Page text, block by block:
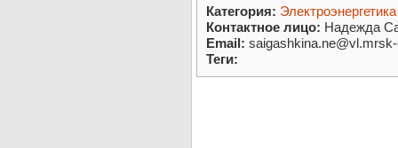
Категория: Электроэнергетика
Контактное лицо: Надежда
Email:
Теги: